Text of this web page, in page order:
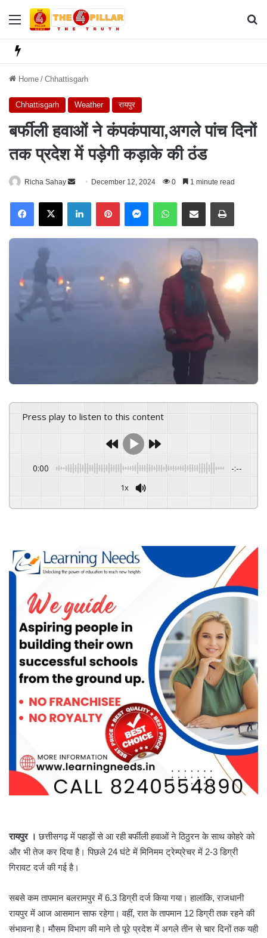
Menu
Home / Chhattisgarh
Chhattisgarh Weather रायपुर
बर्फीली हवाओं ने कंपकंपाया,अगले पांच दिनों
तक प्रदेश में पड़ेगी कड़ाके की ठंड
Richa Sahay
n
d
a
December 12, 2024 0 1 minute read
X
Press play to listen to this content
0:00 -:--
1x
रायपुर । छत्तीसगढ़ में पहाड़ों से आ रही बर्फीली हवाओं ने ठिठुरन के साथ कोहरे को
और भी तेज कर दिया है। पिछले 24 घंटे में मिनिमम ट्रेम्प्रेचर में 2-3 डिग्री
गिरावट दर्ज की गई है।
सबसे कम तापमान बलरामपुर में 6.3 डिग्री दर्ज किया गया। हालांकि, राजधानी
रायपुर में आज आसमान साफ रहेगा। वहीं, रात के तापमान 12 डिग्री तक रहने की
संभावना है। मौसम विभाग की माने तो पूरे प्रदेश में अगले तीन से चार दिनों तक यही